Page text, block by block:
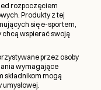
rozpoczęciem
Produkty z tej
się e-sportem,
wspierać swoją
przez osoby
wymagające
składnikom mogą